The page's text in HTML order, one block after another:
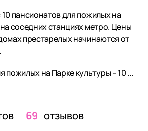
пансионатов для пожилых на
соседних станциях метро. Цены
престарелых начинаются от
пожилых на Парке культуры – 10 ...
69 отзывов